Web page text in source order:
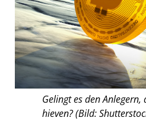
Gelingt es den
hieven? (Bild: